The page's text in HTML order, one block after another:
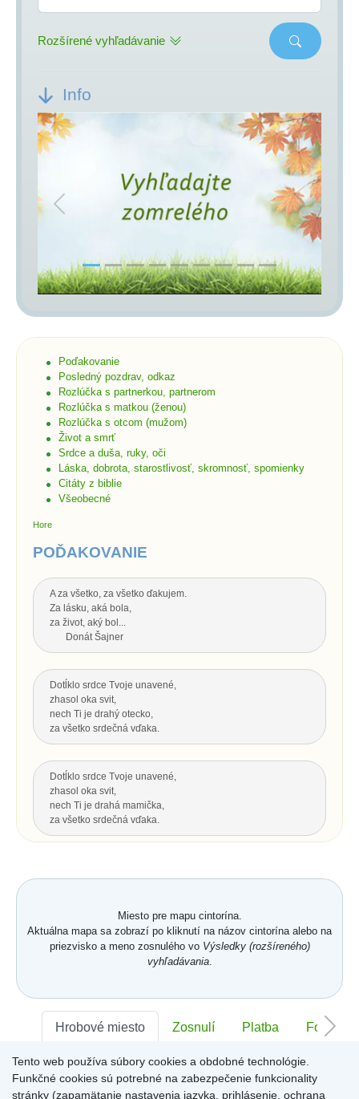
Rozšírené vyhľadávanie
Info
Previous Next
Poďakovanie
Posledný pozdrav, odkaz
Rozlúčka s partnerkou, partnerom
Rozlúčka s matkou (ženou)
Rozlúčka s otcom (mužom)
Život a smrť
Srdce a duša, ruky, oči
Láska, dobrota, starostlivosť, skromnosť, spomienky
Citáty z biblie
Všeobecné
Hore
POĎAKOVANIE
A za všetko, za všetko ďakujem.
Za lásku, aká bola,
za život, aký bol...
Donát Šajner
Dotĺklo srdce Tvoje unavené,
zhasol oka svit,
nech Ti je drahý otecko,
za všetko srdečná vďaka.
Dotĺklo srdce Tvoje unavené,
zhasol oka svit,
nech Ti je drahá mamička,
za všetko srdečná vďaka.
čo s vďakou dnes Ti môžem dať...
a potom už len spomínať.
Hore
Nech je vôľa Tvoja nám všetkým,
ako vtákom je a hmyzu,
S. K. Neumann
Miesto pre mapu cintorína.
Aktuálna mapa sa zobrazí po kliknutí na názov cintorína alebo na
priezvisko a meno zosnulého vo Výsledky (rozšíreného)
vyhľadávania.
Hrobové miesto Zosnulí Platba Foto
Sektor:- Rad:- Číslo:-
Tento web používa súbory cookies a obdobné technológie.
Funkčné cookies sú potrebné na zabezpečenie funkcionality
stránky (zapamätanie nastavenia jazyka, prihlásenie, ochrana